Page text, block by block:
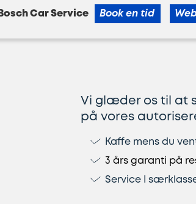
Bosch Car Service Book en tid
Vi glæder os til at
på vores
Kaffe mens du
3 års garanti på
Service I